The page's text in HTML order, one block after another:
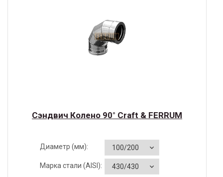
Сэндвич Колено 90° Craft & FERRUM
Диаметр (мм):
Марка стали (AISI):